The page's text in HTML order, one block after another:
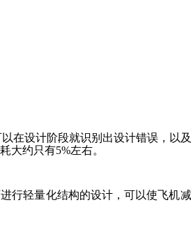
在设计阶段就识别出设计错误，以
大约只有5%左右。
行轻量化结构的设计，可以使飞机